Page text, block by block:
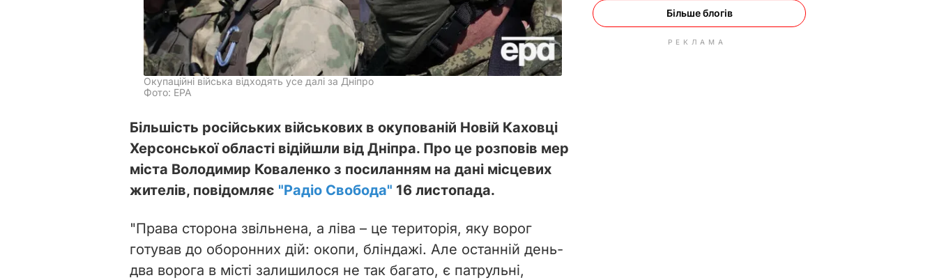
Окупаційні війська відходять усе далі за Дніпро
Фото: EPA
Більшість російських військових в окупованій Новій Каховці
Херсонської області відійшли від Дніпра. Про це розповів мер
міста Володимир Коваленко з посиланням на дані місцевих
жителів, повідомляє "Радіо Свобода" 16 листопада.
"Права сторона звільнена, а ліва – це територія, яку ворог
готував до оборонних дій: окопи, бліндажі. Але останній день-
два ворога в місті залишилося не так багато, є патрульні,
Більше блогів
РЕКЛАМА